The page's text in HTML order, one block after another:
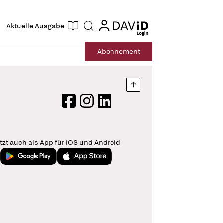
Aktuelle Ausgabe Suche login
login
Abonnement
Nach oben springen
FacebookInstagram
LinkedIn
auch als App für iOS und Android
Jetzt bei Google PlayLaden im App Store